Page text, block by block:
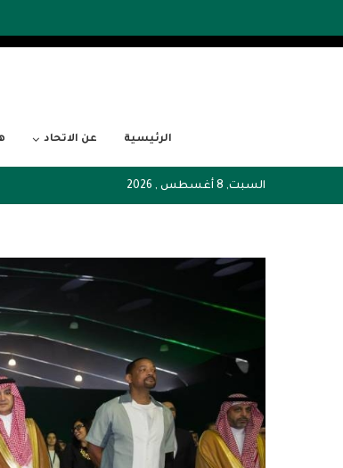
الرئيسية عن الاتحاد
السبت, 8 أغسطس , 2026